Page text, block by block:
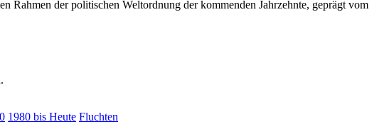
Rahmen der politischen Weltordnung der kommenden Jahrzehnte, geprägt vom
1980 bis Heute Fluchten